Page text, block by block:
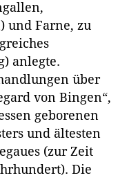
und Farne, zu
anlegte.
über
von Bingen“,
geborenen
und ältesten
(zur Zeit
Die